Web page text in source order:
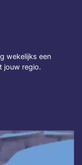
wekelijks een
jouw regio.